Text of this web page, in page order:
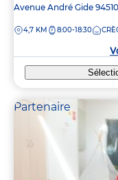
Adresse
la
Avenue André Gide 94510
DISTANCE
4,7 KM 8:00-18:30
Partenaire